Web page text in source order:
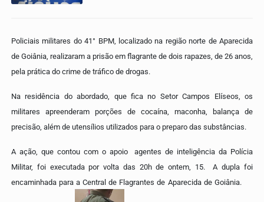
Policiais militares do 41° BPM, localizado na região norte de Aparecida
de Goiânia, realizaram a prisão em flagrante de dois rapazes, de 26 anos,
pela prática do crime de tráfico de drogas.
Na residência do abordado, que fica no Setor Campos Elíseos, os
militares apreenderam porções de cocaína, maconha, balança de
precisão, além de utensílios utilizados para o preparo das substâncias.
A ação, que contou com o apoio agentes de inteligência da Polícia
Militar, foi executada por volta das 20h de ontem, 15. A dupla foi
encaminhada para a Central de Flagrantes de Aparecida de Goiânia.